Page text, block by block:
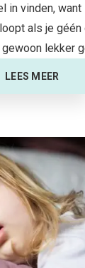
in vinden,
als je
lekker
LEES MEER